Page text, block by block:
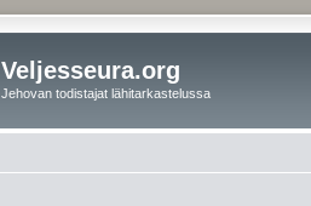
Veljesseura.org
Jehovan todistajat lähitarkastelussa